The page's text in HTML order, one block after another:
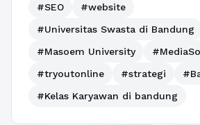
#SEO
#website
#Universitas Swasta di Bandung
#Masoem University
#tryoutonline
#strategi
#Kelas Karyawan di bandung